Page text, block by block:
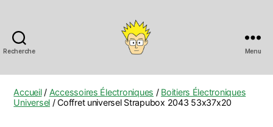
Recherche Menu
Accueil/ Accessoires Électroniques / Boitiers Électroniques
Universel/ Coffret universel Strapubox 2043 53x37x20